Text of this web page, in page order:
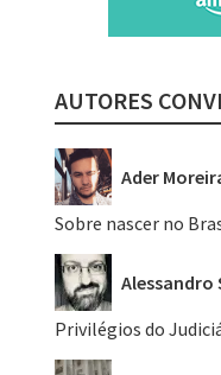
AUTORES
Ader
Sobre nascer no
Privilégios do